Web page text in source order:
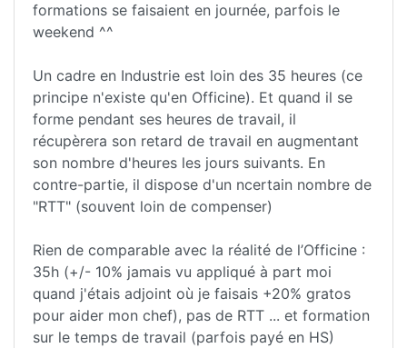
formations se faisaient en journée, parfois le
weekend ^^
Un cadre en Industrie est loin des 35 heures (ce
principe n'existe qu'en Officine). Et quand il se
forme pendant ses heures de travail, il
récupèrera son retard de travail en augmentant
son nombre d'heures les jours suivants. En
contre-partie, il dispose d'un ncertain nombre de
"RTT" (souvent loin de compenser)
Rien de comparable avec la réalité de l’Officine :
35h (+/- 10% jamais vu appliqué à part moi
quand j'étais adjoint où je faisais +20% gratos
pour aider mon chef), pas de RTT ... et formation
sur le temps de travail (parfois payé en HS)